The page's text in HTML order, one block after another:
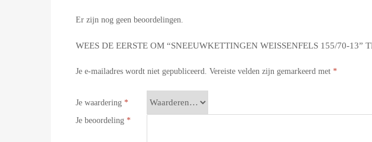
Er zijn nog geen beoordelingen.
WEES DE EERSTE OM “SNEEUWKETTINGEN WEISSENFELS 155/70-13”
Je e-mailadres wordt niet gepubliceerd. Vereiste velden zijn gemarkeerd met *
Je waardering *
Je beoordeling *